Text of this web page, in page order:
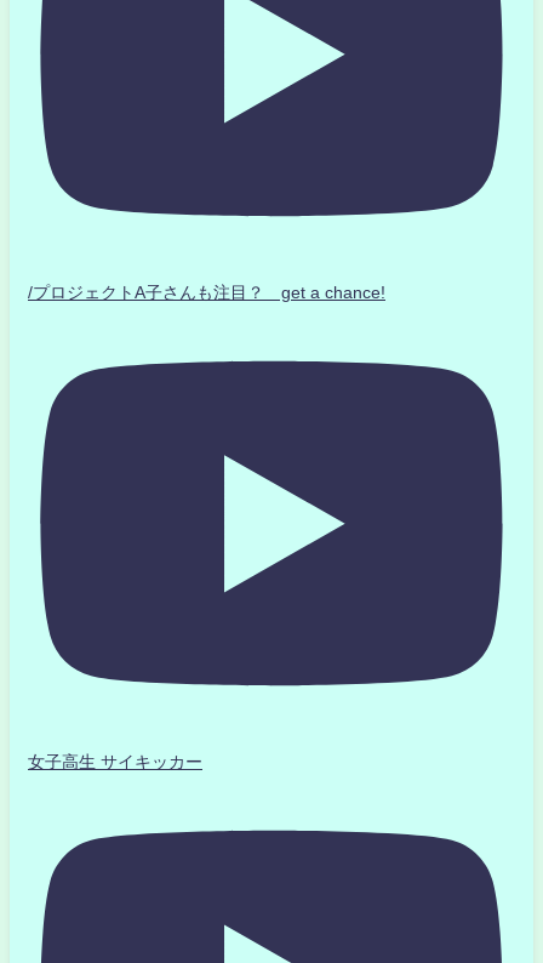
/プロジェクトA子さんも注目？ get a chance!
女子高生 サイキッカー